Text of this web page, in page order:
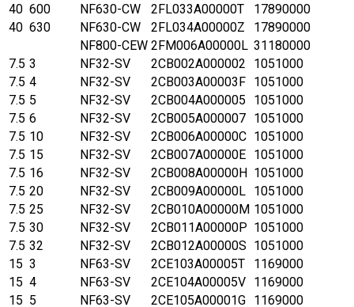
40 600 NF630-CW 2FL033A00000T
17890000
40 630 NF630-CW 2FL034A00000Z
17890000
NF800-CEW 2FM006A00000L 31180000
7.5 3 NF32-SV 2CB002A000002
1051000
7.5 4 NF32-SV 2CB003A00003F 1051000
7.5 5 NF32-SV 2CB004A000005
1051000
7.5 6 NF32-SV 2CB005A000007 1051000
7.5 10 NF32-SV 2CB006A00000C 1051000
7.5 15 NF32-SV 2CB007A00000E 1051000
7.5 16 NF32-SV 2CB008A00000H 1051000
7.5 20 NF32-SV 2CB009A00000L 1051000
7.5 25 NF32-SV 2CB010A00000M 1051000
7.5 30 NF32-SV 2CB011A00000P 1051000
7.5 32 NF32-SV 2CB012A00000S 1051000
15 3 NF63-SV 2CE103A00005T
1169000
15 4 NF63-SV 2CE104A00005V 1169000
15 5 NF63-SV 2CE105A00001G 1169000